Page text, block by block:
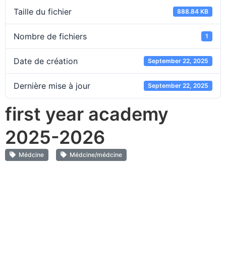
Taille du fichier 888.84 KB
Nombre de fichiers 1
Date de création September 22, 2025
Dernière mise à jour September 22, 2025
first year academy
2025-2026
Médcine Médcine/médcine